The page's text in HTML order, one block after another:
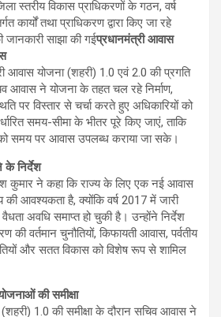
स्तरीय विकास प्राधिकरणों के गठन, वर्ष
तथा प्राधिकरण द्वारा किए जा रहे
जानकारी साझा की गईप्रधानमंत्री आवास
आवास योजना (शहरी) 1.0 एवं 2.0 की प्रगति
आवास ने योजना के तहत चल रहे निर्माण,
पर विस्तार से चर्चा करते हुए अधिकारियों को
समय-सीमा के भीतर पूरे किए जाएं, ताकि
समय पर आवास उपलब्ध कराया जा सके।
के निर्देश
कुमार ने कहा कि राज्य के लिए एक नई आवास
की आवश्यकता है, क्योंकि वर्ष 2017 में जारी
अवधि समाप्त हो चुकी है। उन्होंने निर्देश
की वर्तमान चुनौतियों, किफायती आवास, पर्वतीय
और सतत विकास को विशेष रूप से शामिल
की समीक्षा
1.0 की समीक्षा के दौरान सचिव आवास ने